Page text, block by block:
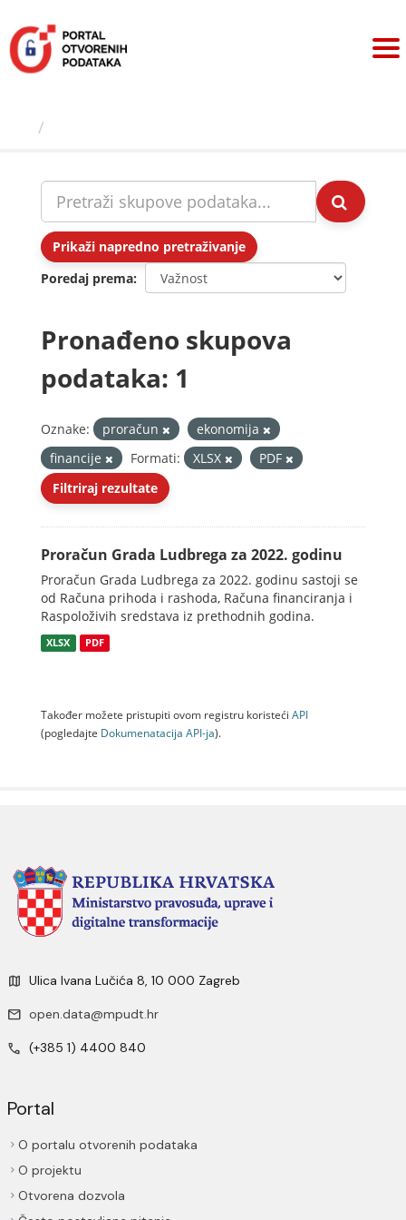
sadržaj
Prikaži napredno pretraživanje
Poredaj prema
Pronađeno skupova
podataka: 1
Oznake: proračun
ekonomija
financije
Formati: XLSX
PDF
Filtriraj rezultate
Proračun Grada Ludbrega za 2022. godinu
Proračun Grada Ludbrega za 2022. godinu sastoji se
od Računa prihoda i rashoda, Računa financiranja i
Raspoloživih sredstava iz prethodnih godina.
XLSX PDF
Također možete pristupiti ovom registru koristeći API
(pogledajte Dokumenаtаcijа API-jа).